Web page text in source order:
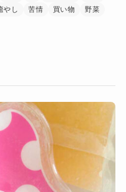
やし 苦情 買い物
野菜